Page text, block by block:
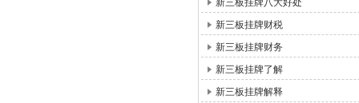
新三板挂牌八大好处
新三板挂牌财税
新三板挂牌财务
新三板挂牌了解
新三板挂牌解释